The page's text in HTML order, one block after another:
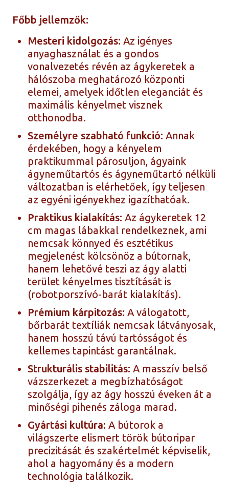
Főbb jellemzők:
Mesteri kidolgozás: Az igényes
anyaghasználat és a gondos
vonalvezetés révén az ágykeretek a
hálószoba meghatározó központi
elemei, amelyek időtlen eleganciát és
maximális kényelmet visznek
otthonodba.
Személyre szabható funkció: Annak
érdekében, hogy a kényelem
praktikummal párosuljon, ágyaink
ágyneműtartós és ágyneműtartó nélküli
változatban is elérhetőek, így teljesen
az egyéni igényekhez igazíthatóak.
Praktikus kialakítás: Az ágykeretek 12
cm magas lábakkal rendelkeznek, ami
nemcsak könnyed és esztétikus
megjelenést kölcsönöz a bútornak,
hanem lehetővé teszi az ágy alatti
terület kényelmes tisztítását is
(robotporszívó-barát kialakítás).
Prémium kárpitozás: A válogatott,
bőrbarát textíliák nemcsak látványosak,
hanem hosszú távú tartósságot és
kellemes tapintást garantálnak.
Strukturális stabilitás: A masszív belső
vázszerkezet a megbízhatóságot
szolgálja, így az ágy hosszú éveken át a
minőségi pihenés záloga marad.
Gyártási kultúra: A bútorok a
világszerte elismert török bútoripar
precizitását és szakértelmét képviselik,
ahol a hagyomány és a modern
technológia találkozik.